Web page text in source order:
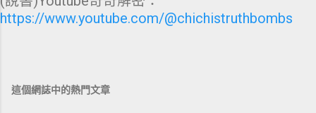
https://www.youtube.com/@chichistruthbombs
這個網誌中的熱門文章